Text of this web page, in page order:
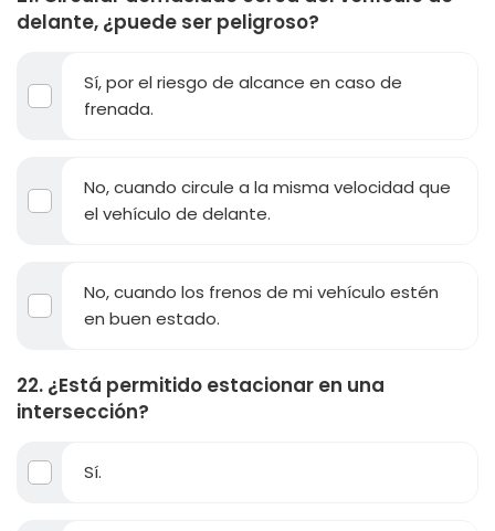
delante, ¿puede ser peligroso?
Sí, por el riesgo de alcance en caso de
frenada.
No, cuando circule a la misma velocidad que
el vehículo de delante.
No, cuando los frenos de mi vehículo estén
en buen estado.
22. ¿Está permitido estacionar en una
intersección?
Sí.